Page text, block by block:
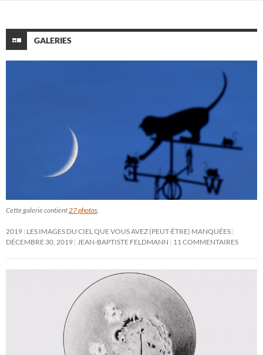
GALERIES
Cette galerie contient27 photos.
2019 : LES IMAGES DU CIEL QUE VOUS AVEZ (PEUT-ÊTRE) MANQUÉES
DÉCEMBRE 30, 2019 JEAN-BAPTISTE FELDMANN 11 COMMENTAIRES